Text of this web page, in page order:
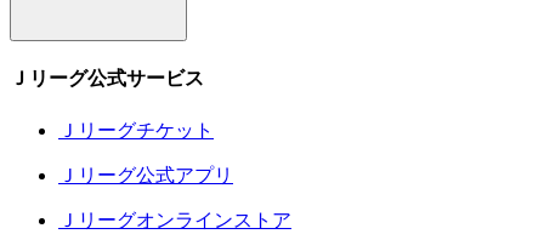
Ｊリーグ公式サービス
Ｊリーグチケット
Ｊリーグ公式アプリ
Ｊリーグオンラインストア